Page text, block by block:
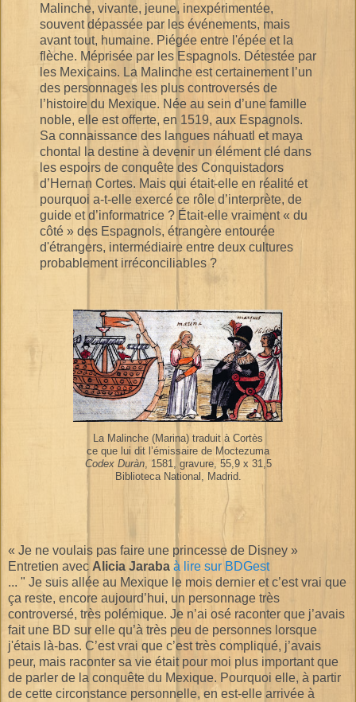
Malinche, vivante, jeune, inexpérimentée,
souvent dépassée par les événements, mais
avant tout, humaine. Piégée entre l'épée et la
flèche. Méprisée par les Espagnols. Détestée par
les Mexicains. La Malinche est certainement l’un
des personnages les plus controversés de
l’histoire du Mexique. Née au sein d’une famille
noble, elle est offerte, en 1519, aux Espagnols.
Sa connaissance des langues náhuatl et maya
chontal la destine à devenir un élément clé dans
les espoirs de conquête des Conquistadors
d’Hernan Cortes. Mais qui était-elle en réalité et
pourquoi a-t-elle exercé ce rôle d’interprète, de
guide et d’informatrice ? Était-elle vraiment « du
côté » des Espagnols, étrangère entourée
d'étrangers, intermédiaire entre deux cultures
probablement irréconciliables ?
La Malinche (Marina) traduit à Cortès
ce que lui dit l’émissaire de Moctezuma
Codex Duràn, 1581, gravure, 55,9 x 31,5
Biblioteca National, Madrid.
« Je ne voulais pas faire une princesse de Disney »
Entretien avec Alicia Jaraba à lire sur BDGest
... " Je suis allée au Mexique le mois dernier et c’est vrai que
ça reste, encore aujourd’hui, un personnage très
controversé, très polémique. Je n’ai osé raconter que j’avais
fait une BD sur elle qu’à très peu de personnes lorsque
j'étais là-bas. C’est vrai que c’est très compliqué, j’avais
peur, mais raconter sa vie était pour moi plus important que
de parler de la conquête du Mexique. Pourquoi elle, à partir
de cette circonstance personnelle, en est-elle arrivée à